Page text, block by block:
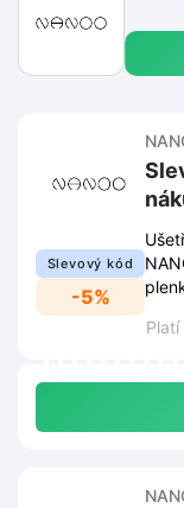
Slevový kód
-5%